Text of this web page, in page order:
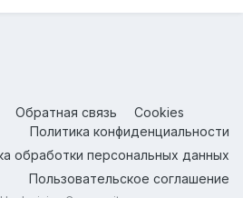
Обратная связь
Cookies
Политика конфиденциальности
обработки персональных данных
Пользовательское соглашение